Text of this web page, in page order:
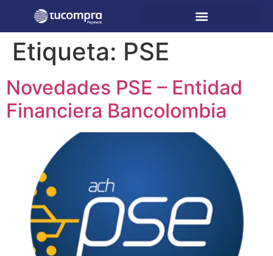
Etiqueta: PSE
Novedades PSE – Entidad
Financiera Bancolombia